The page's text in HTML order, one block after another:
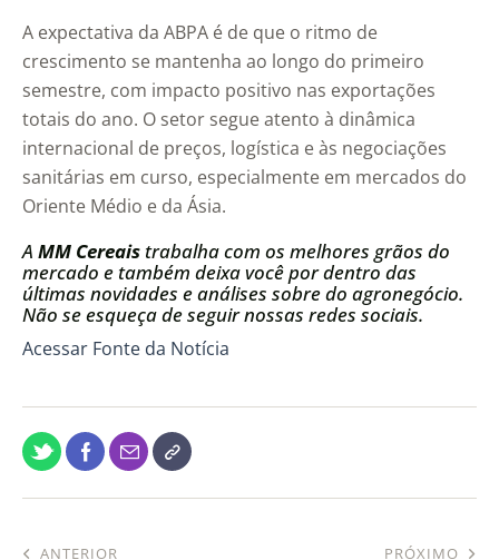
A expectativa da ABPA é de que o ritmo de
crescimento se mantenha ao longo do primeiro
semestre, com impacto positivo nas exportações
totais do ano. O setor segue atento à dinâmica
internacional de preços, logística e às negociações
sanitárias em curso, especialmente em mercados do
Oriente Médio e da Ásia.
A MM Cereais trabalha com os melhores grãos do
mercado e também deixa você por dentro das
últimas novidades e análises sobre do agronegócio.
Não se esqueça de seguir nossas redes sociais.
Acessar Fonte da Notícia
ANTERIOR PRÓXIMO